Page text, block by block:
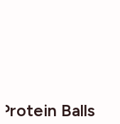
Protein Balls